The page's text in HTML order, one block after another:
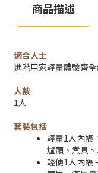
商品描述
適合人士
進階用家輕量體驗齊
人數
1人
套裝包括
輕量1人內帳
爐頭、煮具
輕便1人內帳